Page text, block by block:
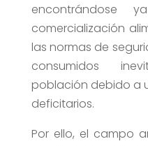
comercialización
las normas de
consumidos
población debido a
deficitarios.
Por ello, el campo